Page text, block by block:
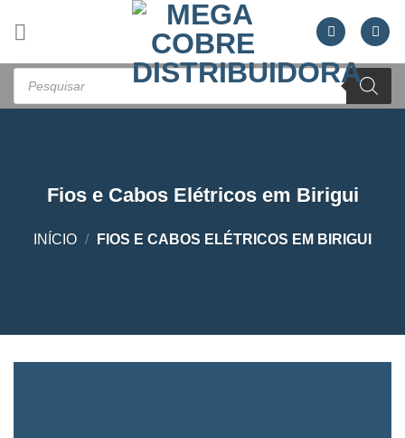
Pesquisar
produtos
Fios e Cabos Elétricos em Birigui
INÍCIO / FIOS E CABOS ELÉTRICOS EM BIRIGUI